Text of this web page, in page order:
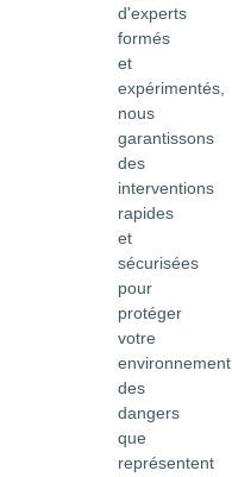
d'experts
formés
et
expérimentés,
nous
garantissons
des
interventions
rapides
et
sécurisées
pour
protéger
votre
environnement
des
dangers
que
représentent